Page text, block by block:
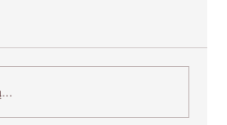
ir bejėgystę